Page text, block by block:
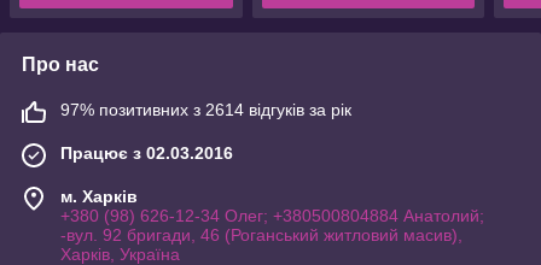
Про нас
97% позитивних з 2614 відгуків за рік
Працює з 02.03.2016
м. Харків
+380 (98) 626-12-34 Олег; +380500804884 Анатолий;
-вул. 92 бригади, 46 (Роганський житловий масив),
Харків, Україна